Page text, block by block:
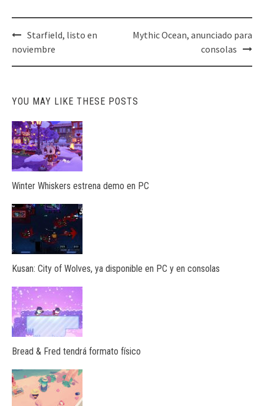
Post
navigation
Starfield, listo en
noviembre
Mythic Ocean, anunciado para
consolas
YOU MAY LIKE THESE POSTS
Winter Whiskers estrena demo en PC
Kusan: City of Wolves, ya disponible en PC y en consolas
Bread & Fred tendrá formato físico